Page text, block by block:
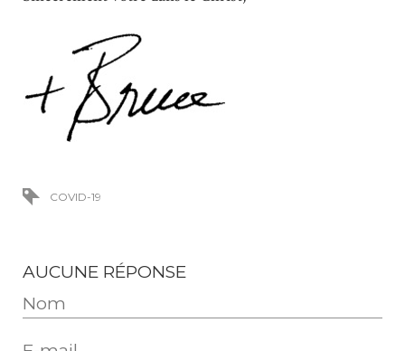
COVID-19
AUCUNE RÉPONSE